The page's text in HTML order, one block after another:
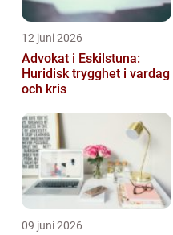
12 juni 2026
Advokat i Eskilstuna:
Huridisk trygghet i vardag
och kris
09 juni 2026